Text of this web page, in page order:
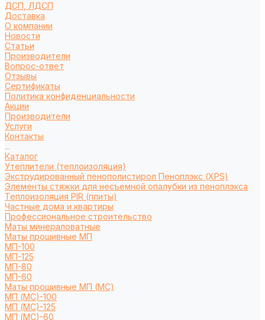
ДСП, ЛДСП
Доставка
О компании
Новости
Статьи
Производители
Вопрос-ответ
Отзывы
Сертификаты
Политика конфиденциальности
Акции
Производители
Услуги
Контакты
...
Каталог
Утеплители (теплоизоляция)
Экструдированный пенополистирол Пеноплэкс (XPS)
Элементы стяжки для несъемной опалубки из пеноплэкса
Теплоизоляция PIR (плиты)
Частные дома и квартиры
Профессиональное строительство
Маты минераловатные
Маты прошивные МП
МП-100
МП-125
МП-80
МП-60
Маты прошивные МП (МС)
МП (МС)-100
МП (МС)-125
МП (МС)-60